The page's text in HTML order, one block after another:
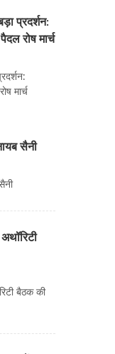
प्रदर्शन:
रोष मार्च
मार्च
सैनी
बैठक की